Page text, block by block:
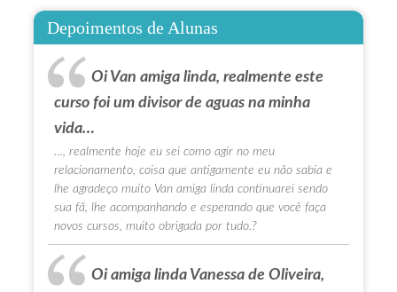
Depoimentos de Alunas
Oi Van amiga linda, realmente este
curso foi um divisor de aguas na minha
vida…
…, realmente hoje eu sei como agir no meu
relacionamento, coisa que antigamente eu não sabia e
lhe agradeço muito Van amiga linda continuarei sendo
sua fã, lhe acompanhando e esperando que você faça
novos cursos, muito obrigada por tudo.?
Oi amiga linda Vanessa de Oliveira,